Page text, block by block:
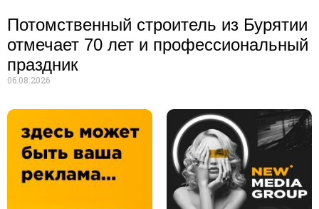
Потомственный строитель из Бурятии
отмечает 70 лет и профессиональный
праздник
06.08.2026